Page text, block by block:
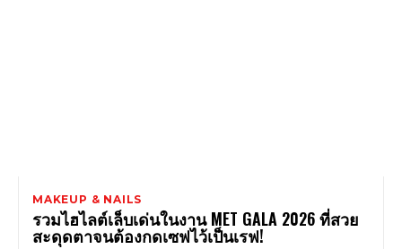
MAKEUP & NAILS
รวมไฮไลต์เล็บเด่นในงาน MET GALA 2026 ที่สวย
สะดุดตาจนต้องกดเซฟไว้เป็นเรฟ!